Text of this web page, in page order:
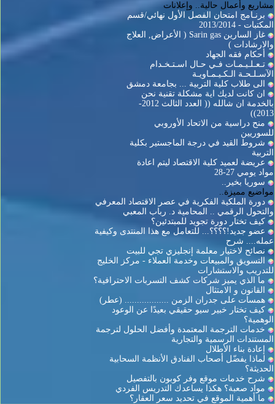
مشاريع وأعمال حالية.. وإعلانات
برنـامج امتحان الفصل الأول نهائي/قسم
المكتبات - 2013/2014
غاز السارين Sarin gas ( الأعراض, العلاج
والارشادات )
أحكام فقه الجهاد
تـعـلـيـمـات فـي حـال اسـتـخـدام
الآسـلـحـة الـكـيـمـاويـة
الى طلاب كلية التربية ... بجامعة دمشق
ان كانت لديك اية مشكلة تقنية نحن
بالخدمة ان شالله (( العدد الثالث 2012-
2013))
منح دراسية من الاتحاد الأوروبي
للسوريين
شروط القيد في درجة الماجستير بكلية
التربية
عريضة لعميد كلية الاقتصاد ليتم اعادة
مواد يومي 27-28
سوريا بخير..
مواضيع مميزة..
دورة الملكية الفكرية في عصر الاقتصاد المعرفي
والتحول الرقمي .. المحامية د. رباب المعبي
كيف تختار دورة تجويد للمبتدئين؟
عضو جديد!؟؟؟؟... للتعامل مع هذا المنتدى وكيفية
عمله.... شرح
نصائح لاختيار معلمة إنجليزي تجي للبيت
التسويق والمبيعات وخدمة العملاء - مركز الخليج
للتدريب والاستشارات
ما الذي يميز شركات كشف التسربات الاحترافية؟
القانون و الامتثال
همسات على جدران الزمن .................. (عطر)
كيف تختار خبير سيو حقيقي بعيدًا عن الوعود
الوهمية؟
خدمات الترجمة المعتمدة وأفضل الحلول لترجمة
المستندات الرسمية والتجارية
إعادة بناء الأطلال
لماذا يفضّل أصحاب الفنادق الأنظمة السحابية
الحديثة؟
شرح خدمات موقع وفر كوبون بالتفصيل
مواد صعبة؟ هكذا يساعدك التدريس الفردي
ما أهمية الموقع في تحديد سعر العقار؟